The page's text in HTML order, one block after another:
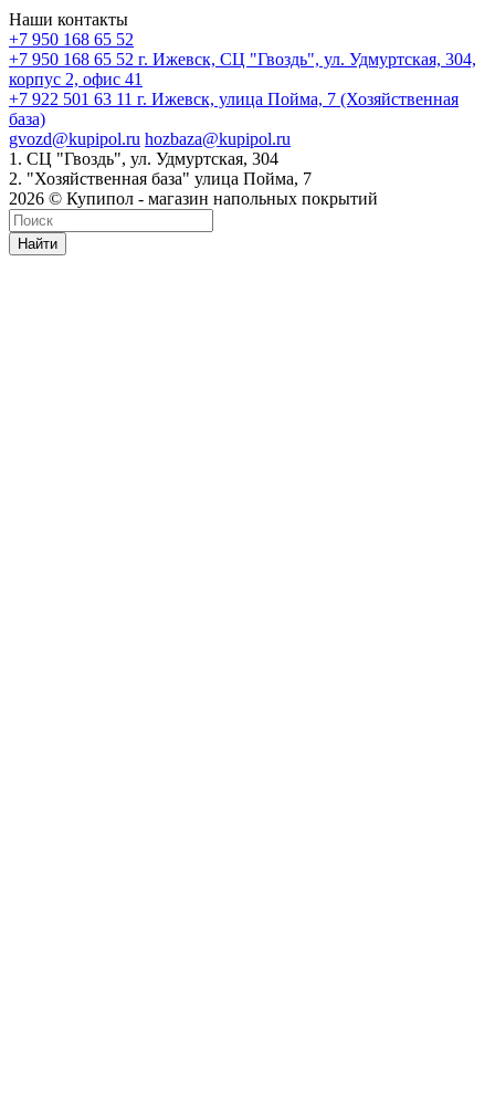
Наши контакты
+7 950 168 65 52
+7 950 168 65 52 г. Ижевск, СЦ "Гвоздь", ул. Удмуртская, 304,
корпус 2, офис 41
+7 922 501 63 11 г. Ижевск, улица Пойма, 7 (Хозяйственная
база)
gvozd@kupipol.ru hozbaza@kupipol.ru
1. СЦ "Гвоздь", ул. Удмуртская, 304
2. "Хозяйственная база" улица Пойма, 7
2026 © Купипол - магазин напольных покрытий
Найти